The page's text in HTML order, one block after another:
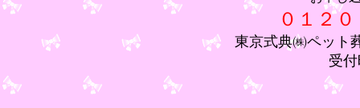
０１２
東京式典㈱ペット
受